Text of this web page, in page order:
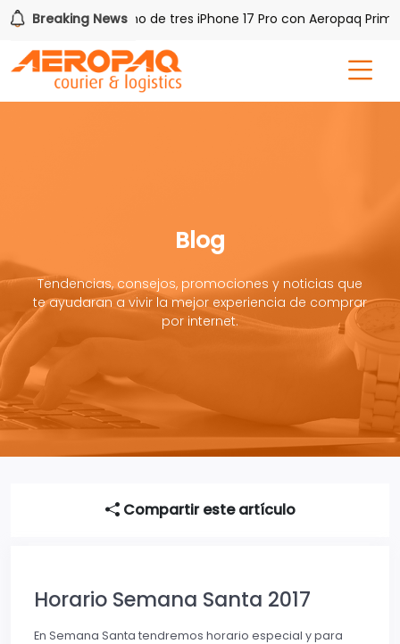
Breaking News
Gana uno de tres iPhone 17 Pro con Aeropaq Prime
Blog
Tendencias, consejos, promociones y noticias que
te ayudaran a vivir la mejor experiencia de comprar
por internet.
Compartir este artículo
Horario Semana Santa 2017
En Semana Santa tendremos horario especial y para